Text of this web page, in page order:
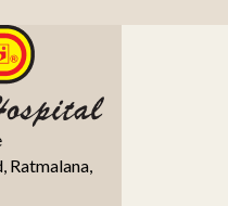
Ratmalana,